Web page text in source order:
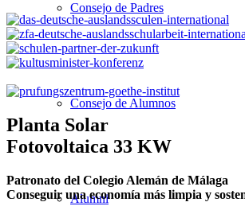
Consejo de Padres
Consejo de Alumnos
Alumni
Planta Solar
Fotovoltaica 33 KW
Patronato del Colegio Alemán de Málaga
Conseguir una economía más limpia y